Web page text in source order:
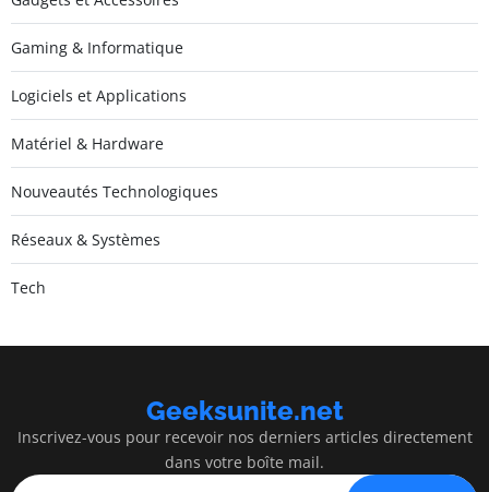
Gaming & Informatique
Logiciels et Applications
Matériel & Hardware
Nouveautés Technologiques
Réseaux & Systèmes
Tech
Geeksunite.net
Inscrivez-vous pour recevoir nos derniers articles directement
dans votre boîte mail.